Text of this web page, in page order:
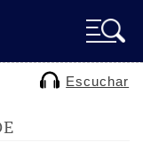
Escuchar